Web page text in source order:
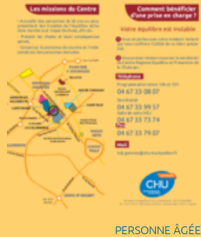
PERSONNE ÂGÉE